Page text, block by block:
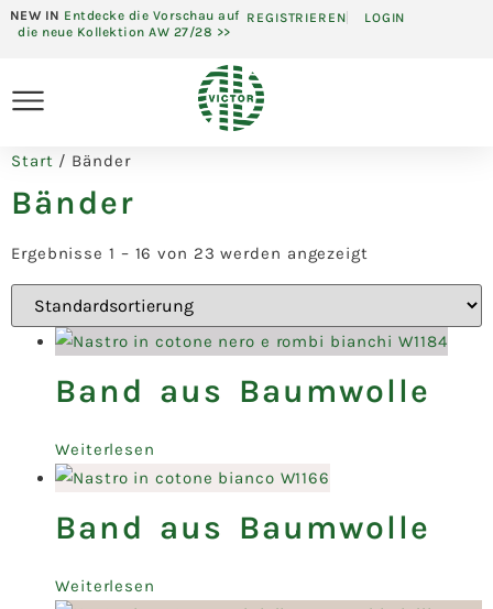
NEW IN Entdecke die Vorschau auf
die neue Kollektion AW 27/28 >>
REGISTRIEREN LOGIN
Start / Bänder
Bänder
Ergebnisse 1 – 16 von 23 werden angezeigt
Band aus Baumwolle
Weiterlesen
Band aus Baumwolle
Weiterlesen